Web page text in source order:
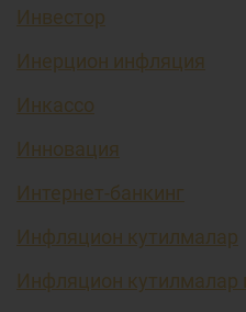
Инвестор
Инерцион инфляция
Инкассо
Инновация
Интернет-банкинг
Инфляцион кутилмалар
Инфляцион кутилмалар